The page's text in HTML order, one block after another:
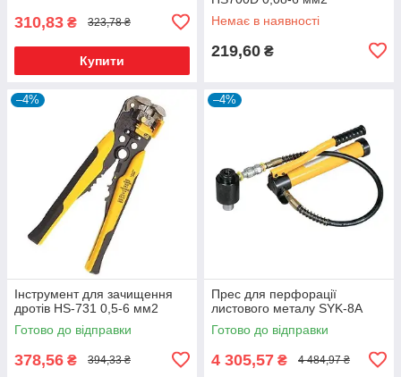
310,83 ₴ 323,78 ₴
Купити
Немає в наявності
219,60 ₴
–4%
Інструмент для зачищення
дротів HS-731 0,5-6 мм2
Готово до відправки
378,56 ₴ 394,33 ₴
–4%
Прес для перфорації
листового металу SYK-8A
Готово до відправки
4 305,57 ₴ 4 484,97 ₴